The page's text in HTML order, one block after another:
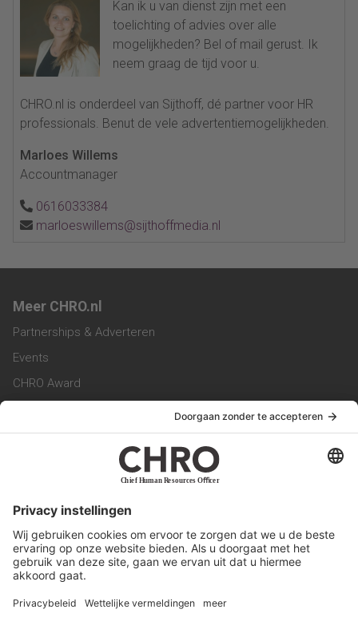
Kan ik u van dienst zijn met een
toelichting of advies over alle
mogelijkheden? Bel of mail gerust. Ik
neem graag de tijd voor u.
CHRO.nl is onderdeel van Sijthoff, dé partner voor HR
professionals. Benut de vele advertentiemogelijkheden.
Marloes Willems
Accountmanager
0616033384
marloeswillems@sijthoffmedia.nl
Meer CHRO.nl
Partnerships & Adverteren
Events
CHRO Award
CHRO Magazine
Service & Contact
Werken bij ons
Privacy Statement
Algemene Voorwaarden